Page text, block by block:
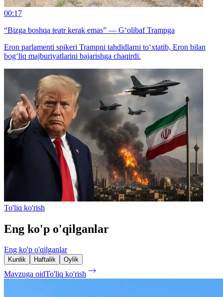
00:17
“Bizga boshqa teatr kerak emas” — G‘olibaf Trampga
Eron parlamenti spikeri Trampni tahdidlarni to‘xtatib, Eron bilan
bog‘liq majburiyatlarini bajarishga chaqirdi.
To'liq ko'rish
Eng ko'p o'qilganlar
Eng ko'p o'qilganlar
Kunlik Haftalik Oylik
Mavzuga oidTo'liq ko'rish